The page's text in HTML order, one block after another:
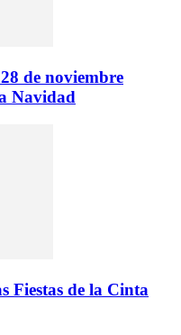
de noviembre
Navidad
Fiestas de la Cinta